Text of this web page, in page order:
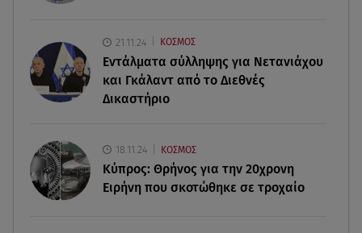
θαλάσσια απορρίμματα
09.08.26 , 12:13
Οι ερωτικές προβλέψεις για την εβδομάδα
09.08.26 , 12:00
Πώς να αποσυνδεθείς (ρεαλιστικά) από το άγχος
στις διακοπές
21.11.24 ΚΟΣΜΟΣ
Εντάλματα σύλληψης για Νετανιάχου
και Γκάλαντ από το Διεθνές
Δικαστήριο
18.11.24 ΚΟΣΜΟΣ
Κύπρος: Θρήνος για την 20χρονη
Ειρήνη που σκοτώθηκε σε τροχαίο